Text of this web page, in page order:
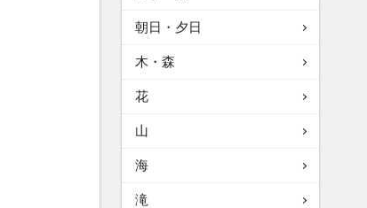
朝日・夕日
木・森
花
山
海
滝